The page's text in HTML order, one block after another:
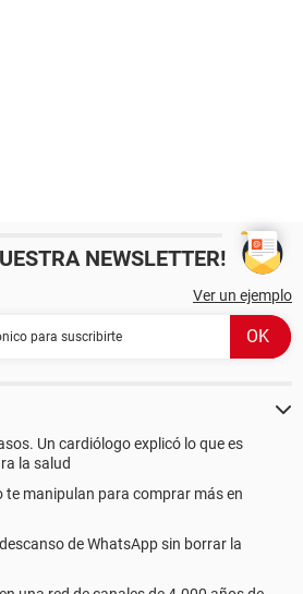
NEWSLETTER!
Ver un ejemplo
Un cardiólogo explicó lo que es
la salud
te manipulan para comprar más en
de WhatsApp sin borrar la